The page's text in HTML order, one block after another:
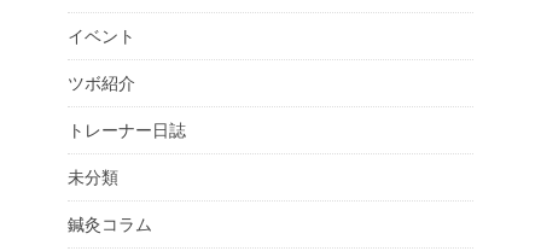
イベント
ツボ紹介
トレーナー日誌
未分類
鍼灸コラム